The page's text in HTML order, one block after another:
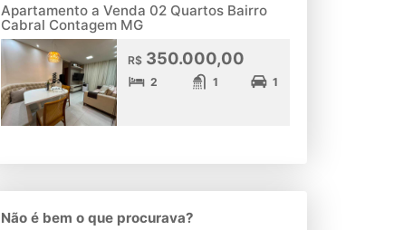
Apartamento a Venda 02 Quartos Bairro
Cabral Contagem MG
R$350.000,00
2 1 1
Não é bem o que procurava?